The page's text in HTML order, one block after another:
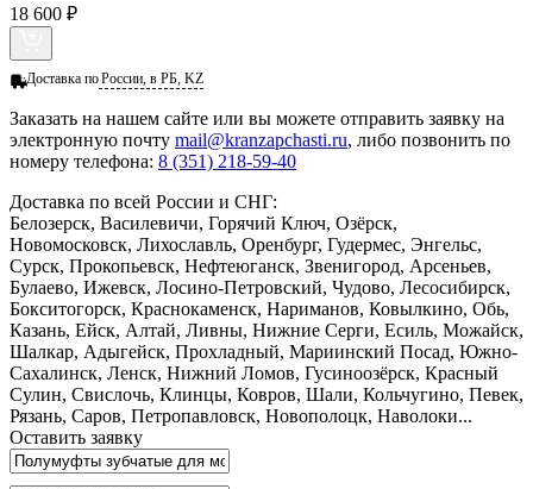
18 600 ₽
Доставка поРоссии, в РБ, KZ
Заказать на нашем сайте или вы можете отправить заявку на
электронную почту mail@kranzapchasti.ru, либо позвонить по
номеру телефона: 8 (351) 218-59-40
Доставка по всей России и СНГ:
Белозерск, Василевичи, Горячий Ключ, Озёрск,
Новомосковск, Лихославль, Оренбург, Гудермес, Энгельс,
Сурск, Прокопьевск, Нефтеюганск, Звенигород, Арсеньев,
Булаево, Ижевск, Лосино-Петровский, Чудово, Лесосибирск,
Бокситогорск, Краснокаменск, Нариманов, Ковылкино, Обь,
Казань, Ейск, Алтай, Ливны, Нижние Серги, Есиль, Можайск,
Шалкар, Адыгейск, Прохладный, Мариинский Посад, Южно-
Сахалинск, Ленск, Нижний Ломов, Гусиноозёрск, Красный
Сулин, Свислочь, Клинцы, Ковров, Шали, Кольчугино, Певек,
Рязань, Саров, Петропавловск, Новополоцк, Наволоки...
Оставить заявку